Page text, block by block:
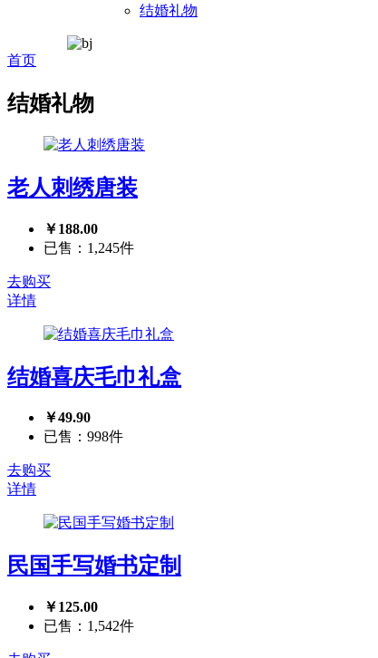
结婚礼物
首页
结婚礼物
老人刺绣唐装
￥188.00
已售：1,245件
去购买
详情
结婚喜庆毛巾礼盒
￥49.90
已售：998件
去购买
详情
民国手写婚书定制
￥125.00
已售：1,542件